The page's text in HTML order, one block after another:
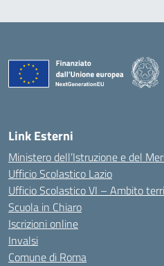
Link Esterni
Ministero dell’Istruzione e del
Ufficio Scolastico Lazio
Ufficio Scolastico VI – Ambito
Scuola in Chiaro
Iscrizioni online
Invalsi
Comune di Roma